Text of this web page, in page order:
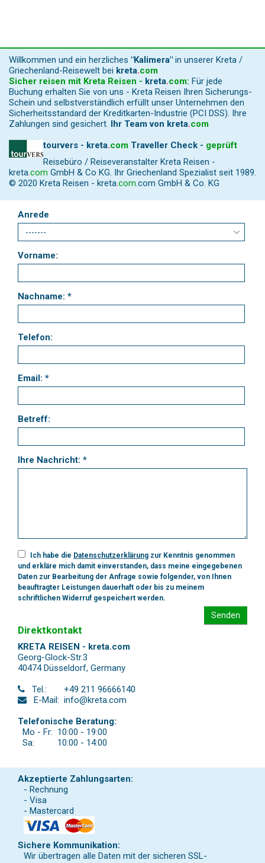
Willkommen und ein herzliches "Kalimera" in unserer Kreta /
Griechenland-Reisewelt bei kreta.com
Sicher reisen mit Kreta Reisen - kreta.com: Für jede
Buchung erhalten Sie von uns - Kreta Reisen Ihren Sicherungs-
Schein und selbstverständlich erfüllt unser Unternehmen den
Sicherheitsstandard der Kreditkarten-Industrie (PCI DSS). Ihre
Zahlungen sind gesichert.
Ihr Team von kreta.com
tourvers - kreta.com Traveller Check - geprüft
Reisebüro / Reiseveranstalter Kreta Reisen -
kreta.com GmbH & Co KG. Ihr Griechenland Spezialist seit 1989.
© 2020 Kreta Reisen - kreta.com.com GmbH & Co. KG
Anrede
Vorname:
Nachname: *
Telefon:
Email: *
Betreff:
Ihre Nachricht: *
Ich habe die Datenschutzerklärung zur Kenntnis genommen
und erkläre mich damit einverstanden, dass meine eingegebenen
Daten zur Bearbeitung der Anfrage sowie folgender, von Ihnen
beauftragter Leistungen dauerhaft oder bis zu meinem
schriftlichen Widerruf gespeichert werden.
Senden
Direktkontakt
KRETA REISEN - kreta.com
Georg-Glock-Str.3
40474 Düsseldorf, Germany
Tel.:
+49 211 96666140
E-Mail: info@kreta.com
Telefonische Beratung:
Mo - Fr: 10:00 - 19:00
Sa:
10:00 - 14:00
Akzeptierte Zahlungsarten:
- Rechnung
- Visa
- Mastercard
Sichere Kommunikation:
Wir übertragen alle Daten mit der sicheren SSL-